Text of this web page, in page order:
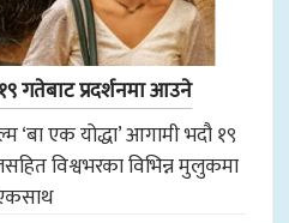
गतेबाट प्रदर्शनमा आउने
‘बा एक योद्धा’ आगामी भदौ १९
विश्वभरका विभिन्न मुलुकमा